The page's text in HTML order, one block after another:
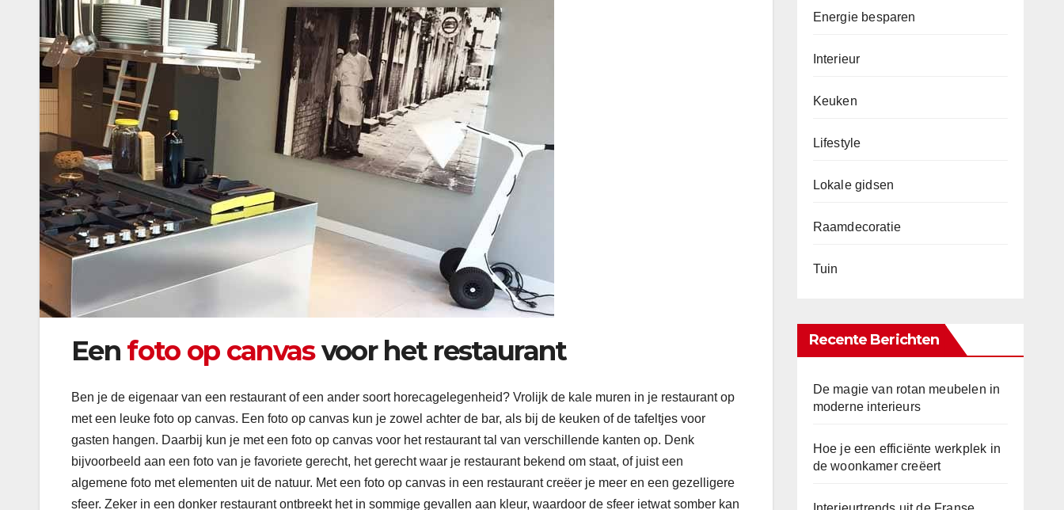
Een foto op canvasvoor het restaurant
Ben je de eigenaar van een restaurant of een ander soort horecagelegenheid? Vrolijk de kale muren in je restaurant op
met een leuke foto op canvas. Een foto op canvas kun je zowel achter de bar, als bij de keuken of de tafeltjes voor
gasten hangen. Daarbij kun je met een foto op canvas voor het restaurant tal van verschillende kanten op. Denk
bijvoorbeeld aan een foto van je favoriete gerecht, het gerecht waar je restaurant bekend om staat, of juist een
algemene foto met elementen uit de natuur. Met een foto op canvas in een restaurant creëer je meer en een gezelligere
sfeer. Zeker in een donker restaurant ontbreekt het in sommige gevallen aan kleur, waardoor de sfeer ietwat somber kan
Energie besparen
Interieur
Keuken
Lifestyle
Lokale gidsen
Raamdecoratie
Tuin
Recente Berichten
De magie van rotan meubelen in
moderne interieurs
Hoe je een efficiënte werkplek in
de woonkamer creëert